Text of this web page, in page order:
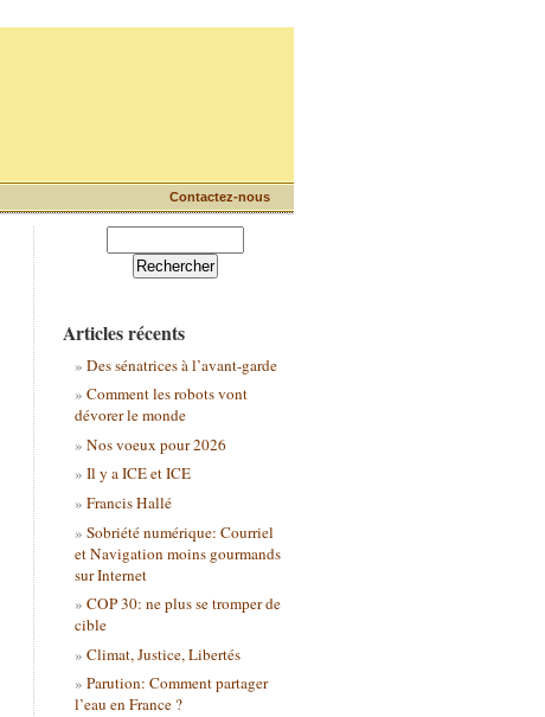
Contactez-nous
Articles récents
Des sénatrices à l’avant-garde
Comment les robots vont
dévorer le monde
Nos voeux pour 2026
Il y a ICE et ICE
Francis Hallé
Sobriété numérique: Courriel
et Navigation moins gourmands
sur Internet
COP 30: ne plus se tromper de
cible
Climat, Justice, Libertés
Parution: Comment partager
l’eau en France ?